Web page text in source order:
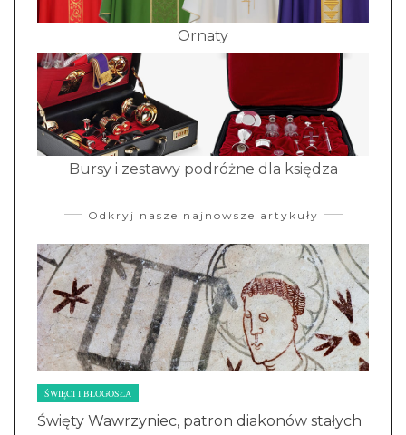
Ornaty
Bursy i zestawy podróżne dla księdza
Odkryj nasze najnowsze artykuły
ŚWIĘCI I BŁOGOSŁA
Święty Wawrzyniec, patron diakonów stałych